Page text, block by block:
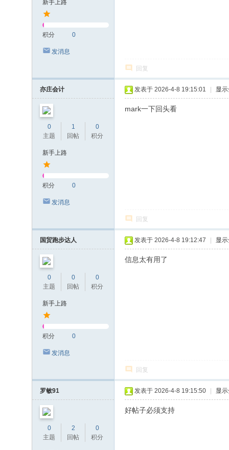
新手上路
积分 0
发消息
回复
亦庄会计
0
主题
1
回帖
0
积分
新手上路
积分 0
发消息
发表于 2026-4-8 19:15:01 显
mark一下回头看
回复
国贸跑步达人
0
主题
0
回帖
0
积分
新手上路
积分 0
发消息
发表于 2026-4-8 19:12:47 显
信息太有用了
回复
罗敏91
0
主题
2
回帖
0
积分
发表于 2026-4-8 19:15:50 显
好帖子必须支持